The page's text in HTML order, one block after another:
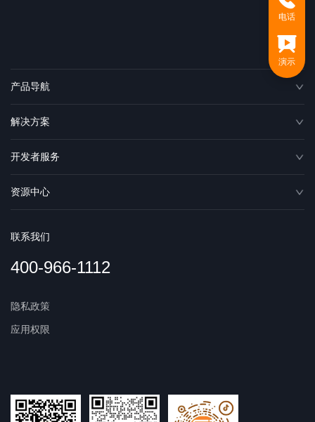
产品导航
解决方案
开发者服务
资源中心
联系我们
400-966-1112
隐私政策
应用权限
电话
演示